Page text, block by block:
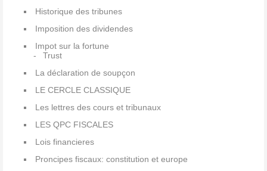
Historique des tribunes
Imposition des dividendes
Impot sur la fortune
Trust
La déclaration de soupçon
LE CERCLE CLASSIQUE
Les lettres des cours et tribunaux
LES QPC FISCALES
Lois financieres
Proncipes fiscaux: constitution et europe